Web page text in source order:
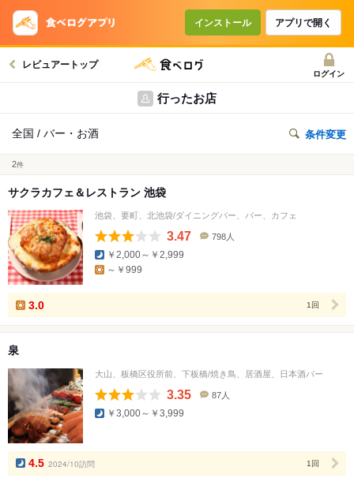
インストール アプリで開く
レビュアートップ
ログイン
行ったお店
全国 / バー・お酒 条件変更
2件
サクラカフェ＆レストラン 池袋
池袋、要町、北池袋/ダイニングバー、バー、カフェ
3.47
数
798人
￥2,000～￥2,999
～￥999
3.0 1回
泉
大山、板橋区役所前、下板橋/焼き鳥、居酒屋、日本酒バー
3.35
数
87人
￥3,000～￥3,999
4.5 2024/10訪問 1回